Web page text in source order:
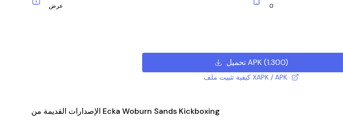
عرض 0
تحميل APK(1.300)
كيفية تثبيت ملف XAPK / APK
الإصدارات القديمة من Ecka Woburn Sands Kickboxing